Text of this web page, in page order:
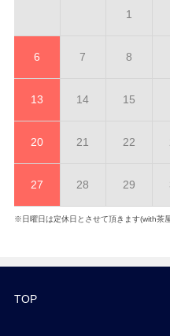
1
6 7 8
13 14 15
20 21 22
27 28 29
※日曜日は定休日とさせて頂きます(with茶
TOP